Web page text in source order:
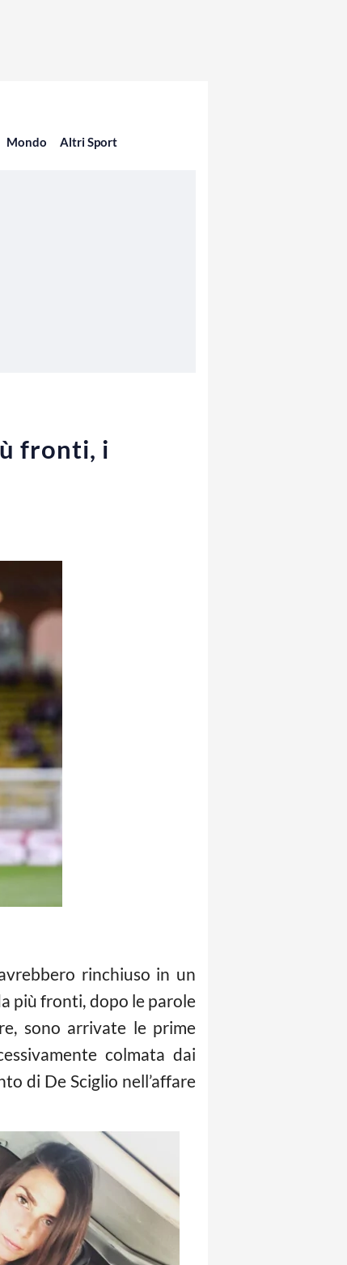
Mondo Altri Sport
fronti, i
rinchiuso in un
più fronti, dopo le parole
sono arrivate le prime
colmata dai
di De Sciglio nell’affare